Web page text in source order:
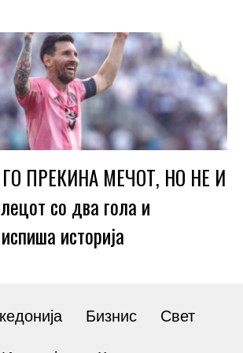
ПРЕКИНА МЕЧОТ, НО НЕ И
со два гола и
историја
Бизнис Свет